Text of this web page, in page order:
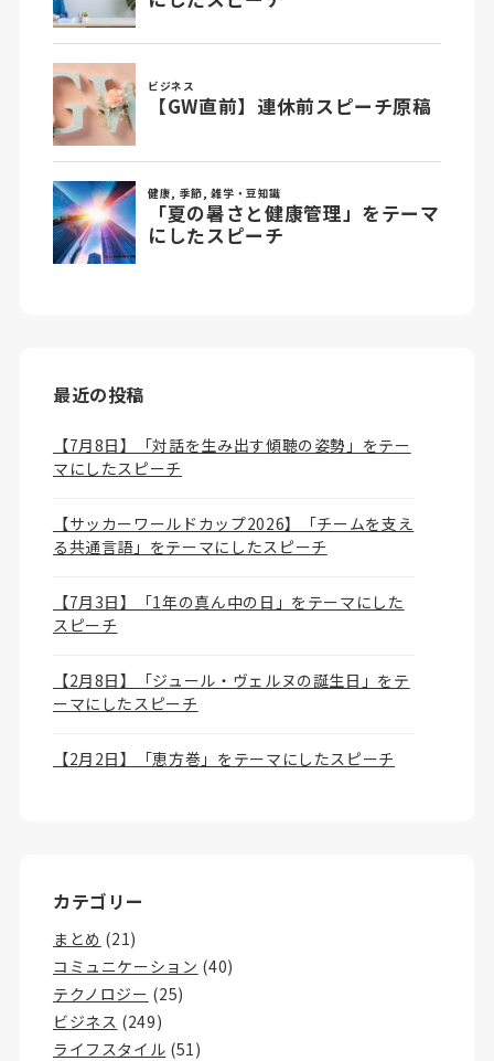
最近の投稿
【7月8日】「対話を生み出す傾聴の姿勢」をテー
マにしたスピーチ
【サッカーワールドカップ2026】「チームを支え
る共通言語」をテーマにしたスピーチ
【7月3日】「1年の真ん中の日」をテーマにした
スピーチ
【2月8日】「ジュール・ヴェルヌの誕生日」をテ
ーマにしたスピーチ
【2月2日】「恵方巻」をテーマにしたスピーチ
カテゴリー
まとめ (21)
コミュニケーション (40)
テクノロジー (25)
ビジネス (249)
ライフスタイル (51)